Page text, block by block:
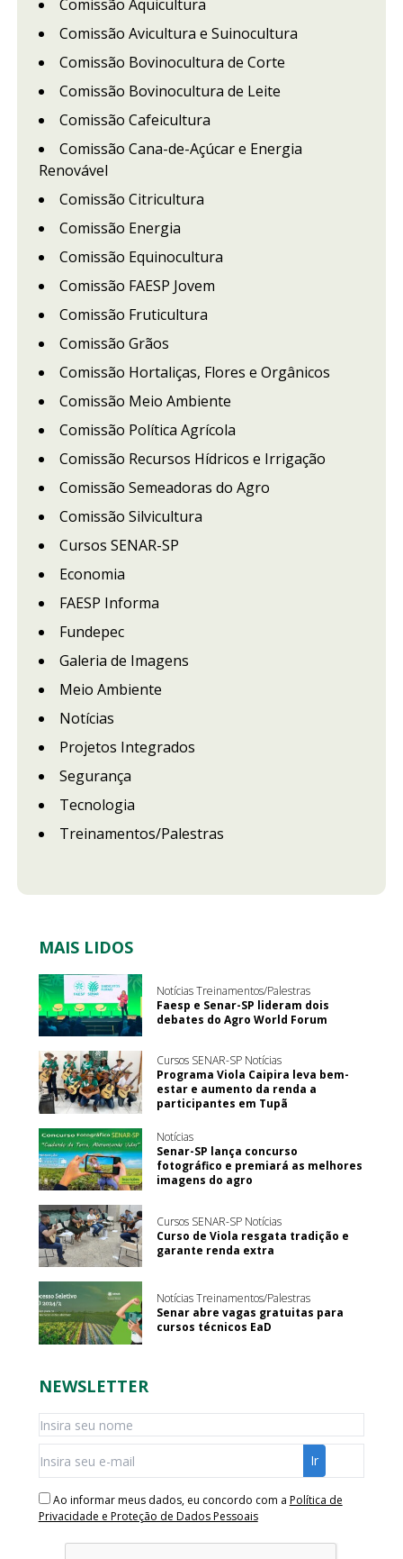
Comissão Aquicultura
Comissão Avicultura e Suinocultura
Comissão Bovinocultura de Corte
Comissão Bovinocultura de Leite
Comissão Cafeicultura
Comissão Cana-de-Açúcar e Energia
Renovável
Comissão Citricultura
Comissão Energia
Comissão Equinocultura
Comissão FAESP Jovem
Comissão Fruticultura
Comissão Grãos
Comissão Hortaliças, Flores e Orgânicos
Comissão Meio Ambiente
Comissão Política Agrícola
Comissão Recursos Hídricos e Irrigação
Comissão Semeadoras do Agro
Comissão Silvicultura
Cursos SENAR-SP
Economia
FAESP Informa
Fundepec
Galeria de Imagens
Meio Ambiente
Notícias
Projetos Integrados
Segurança
Tecnologia
Treinamentos/Palestras
MAIS LIDOS
Notícias Treinamentos/Palestras
Faesp e Senar-SP lideram dois
debates do Agro World Forum
Cursos SENAR-SP Notícias
Programa Viola Caipira leva bem-
estar e aumento da renda a
participantes em Tupã
Notícias
Senar-SP lança concurso
fotográfico e premiará as melhores
imagens do agro
Cursos SENAR-SP Notícias
Curso de Viola resgata tradição e
garante renda extra
Notícias Treinamentos/Palestras
Senar abre vagas gratuitas para
cursos técnicos EaD
NEWSLETTER
Ao informar meus dados, eu concordo com a Política de
Privacidade e Proteção de Dados Pessoais